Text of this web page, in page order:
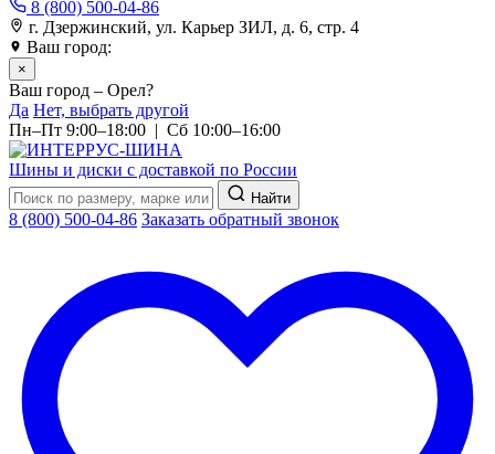
8 (800) 500-04-86
г. Дзержинский, ул. Карьер ЗИЛ, д. 6, стр. 4
Ваш город:
×
Ваш город – Орел?
Да Нет, выбрать другой
Пн–Пт 9:00–18:00 | Сб 10:00–16:00
Шины и диски с доставкой по России
Найти
8 (800) 500-04-86 Заказать обратный звонок